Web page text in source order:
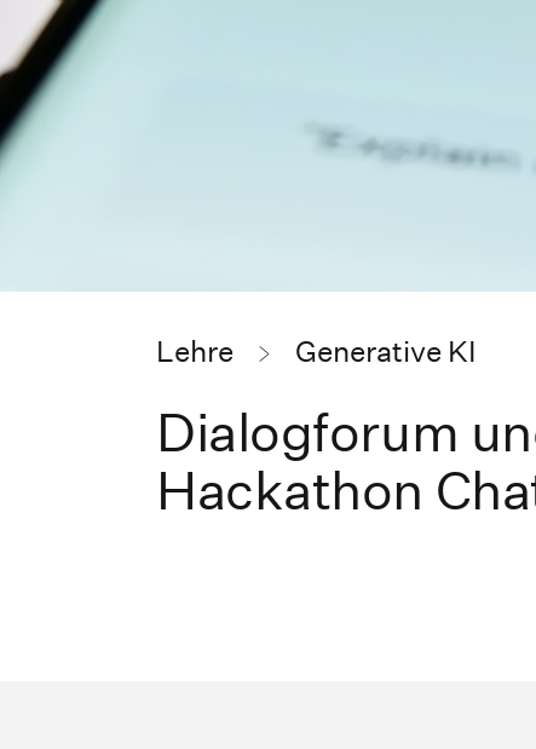
Lehre Generative KI
Dialogforum
Hackathon